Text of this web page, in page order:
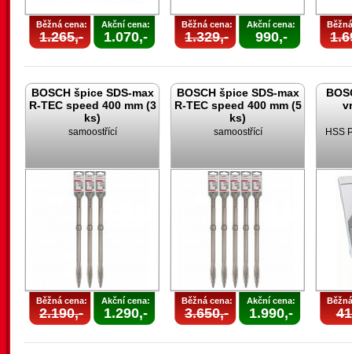
Běžná cena:
1.265,-
Akční cena:
1.070,-
Běžná cena:
1.329,-
Akční cena:
990,-
BOSCH špice SDS-max
R-TEC speed 400 mm (3
ks)
samoostřící
Běžná cena:
2.190,-
Akční cena:
1.290,-
BOSCH špice SDS-max
R-TEC speed 400 mm (5
ks)
samoostřící
Běžná cena:
3.650,-
Akční cena:
1.990,-
HSS